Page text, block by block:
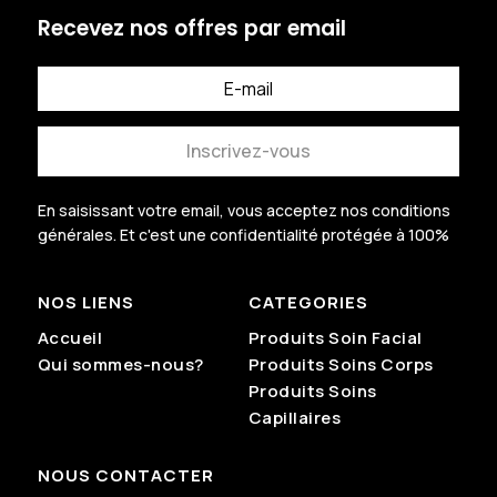
Recevez nos offres par email
Inscrivez-vous
En saisissant votre email, vous acceptez nos conditions
générales. Et c'est une confidentialité protégée à 100%
NOS LIENS
Accueil
Qui sommes-nous?
CATEGORIES
Produits Soin Facial
Produits Soins Corps
Produits Soins
Capillaires
NOUS CONTACTER